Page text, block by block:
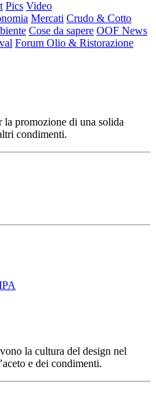
Pics Video
Mercati Crudo & Cotto
Cose da sapere OOF News
Forum Olio & Ristorazione
la promozione di una solida
condimenti.
la cultura del design nel
e dei condimenti.